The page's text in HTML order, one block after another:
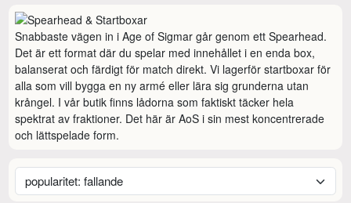
Snabbaste vägen in i Age of Sigmar går genom ett Spearhead.
Det är ett format där du spelar med innehållet i en enda box,
balanserat och färdigt för match direkt. Vi lagerför startboxar för
alla som vill bygga en ny armé eller lära sig grunderna utan
krångel. I vår butik finns lådorna som faktiskt täcker hela
spektrat av fraktioner. Det här är AoS i sin mest koncentrerade
och lättspelade form.